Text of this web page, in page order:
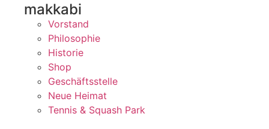
makkabi
Vorstand
Philosophie
Historie
Shop
Geschäftsstelle
Neue Heimat
Tennis & Squash Park